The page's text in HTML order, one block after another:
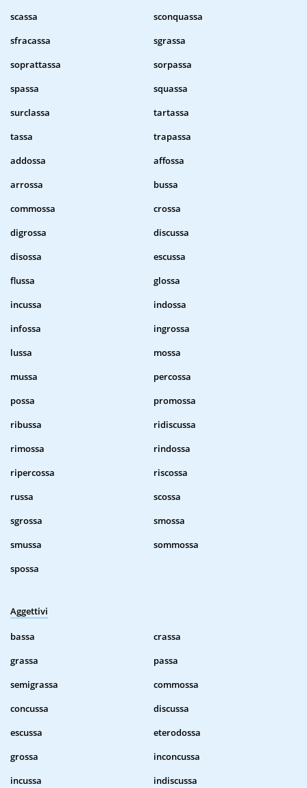
scassa
sconquassa
sfracassa
sgrassa
soprattassa
sorpassa
spassa
squassa
surclassa
tartassa
tassa
trapassa
addossa
affossa
arrossa
bussa
commossa
crossa
digrossa
discussa
disossa
escussa
flussa
glossa
incussa
indossa
infossa
ingrossa
lussa
mossa
mussa
percossa
possa
promossa
ribussa
ridiscussa
rimossa
rindossa
ripercossa
riscossa
russa
scossa
sgrossa
smossa
smussa
sommossa
spossa
Aggettivi
bassa
crassa
grassa
passa
semigrassa
commossa
concussa
discussa
escussa
eterodossa
grossa
inconcussa
incussa
indiscussa